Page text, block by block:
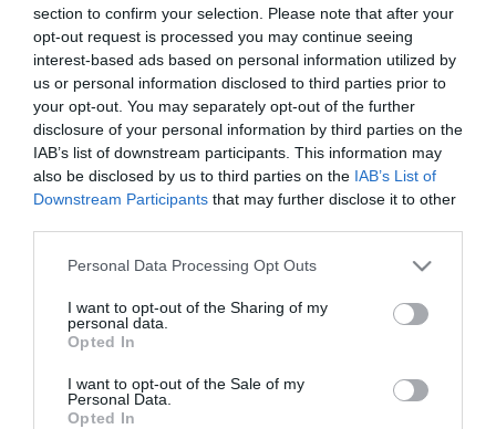
section to confirm your selection. Please note that after your
opt-out request is processed you may continue seeing
interest-based ads based on personal information utilized by
us or personal information disclosed to third parties prior to
your opt-out. You may separately opt-out of the further
disclosure of your personal information by third parties on the
IAB’s list of downstream participants. This information may
also be disclosed by us to third parties on the IAB’s List of
Downstream Participants that may further disclose it to other
Please note that this website/app uses one or more Google
not limited to your visit or usage behaviour. You may click to
grant or deny consent to Google and its third-party tags to
use your data for below specified purposes in below Google
consent section.
Personal Data Processing Opt Outs
I want to opt-out of the Sharing of my
personal data.
Opted In
I want to opt-out of the Sale of my
Personal Data.
Opted In